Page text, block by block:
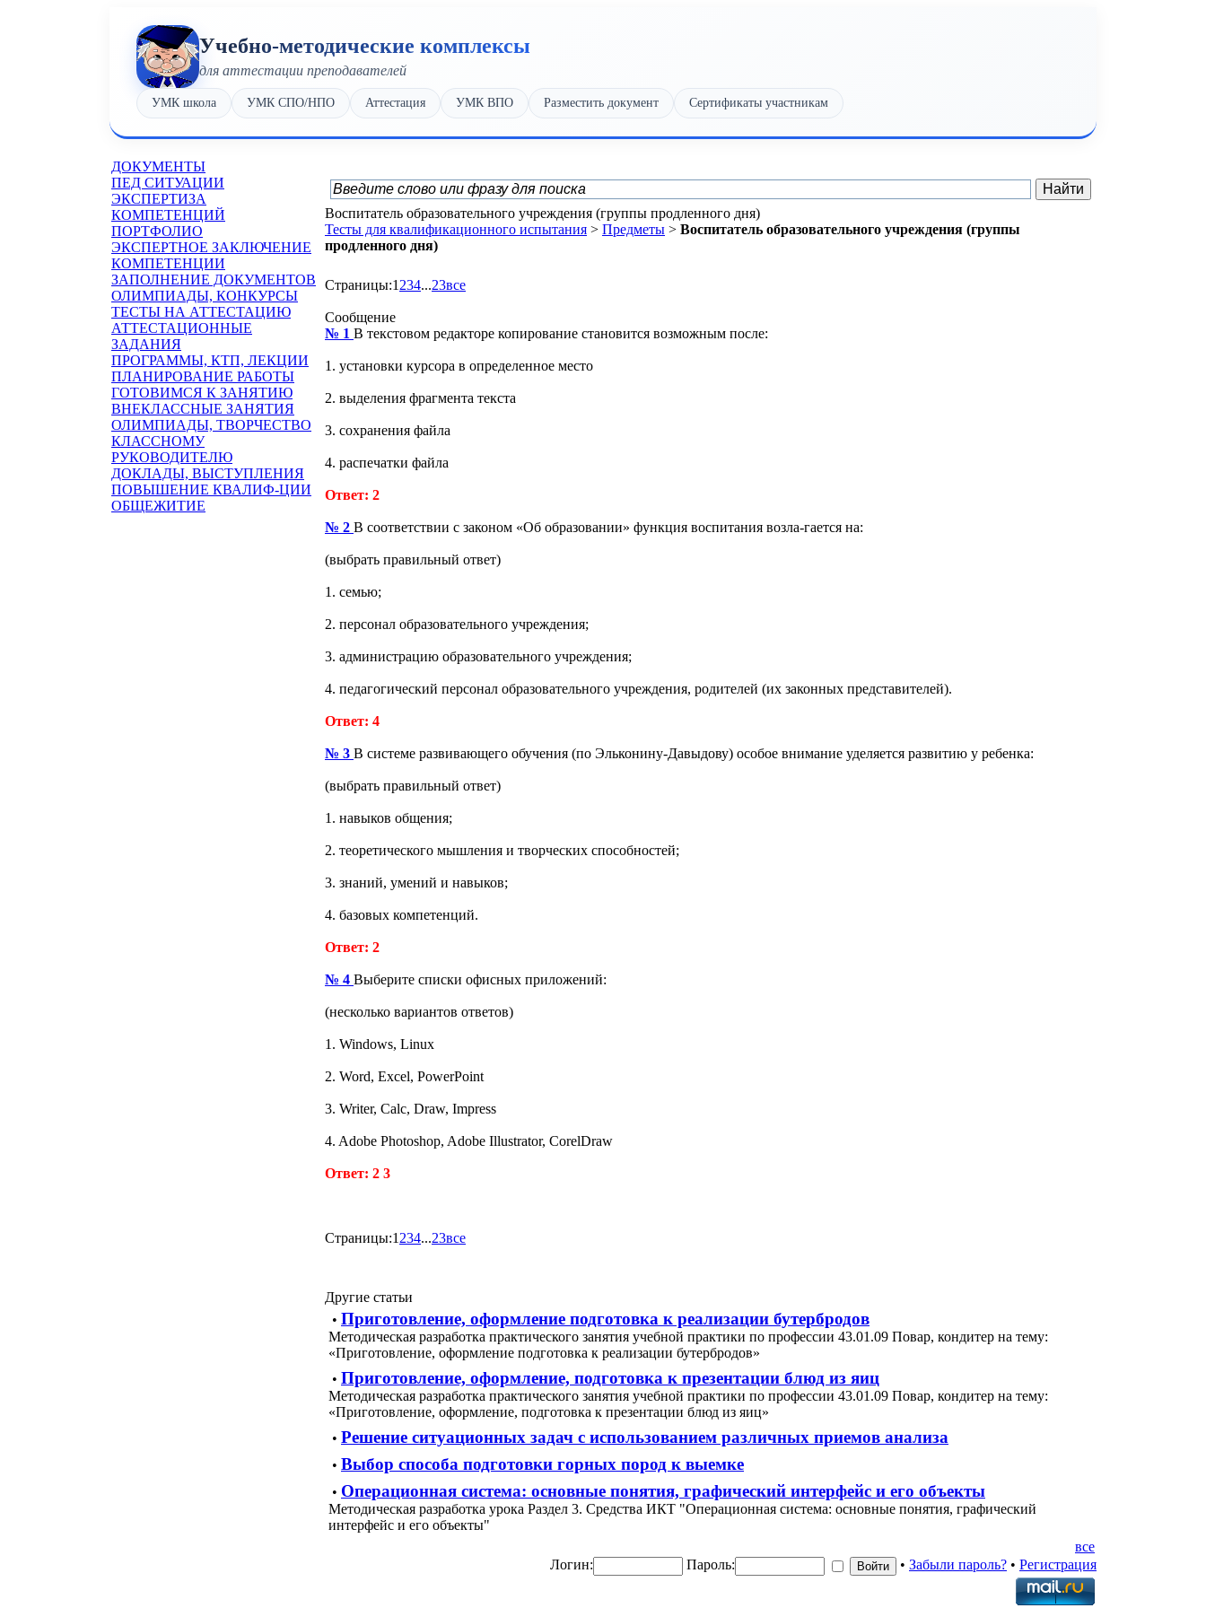
Учебно-методические комплексы
для аттестации преподавателей
УМК школа УМК СПО/НПО Аттестация УМК ВПО Разместить документ Сертификаты участникам
ДОКУМЕНТЫ
ПЕД СИТУАЦИИ
ЭКСПЕРТИЗА
КОМПЕТЕНЦИЙ
ПОРТФОЛИО
ЭКСПЕРТНОЕ ЗАКЛЮЧЕНИЕ
КОМПЕТЕНЦИИ
ЗАПОЛНЕНИЕ ДОКУМЕНТОВ
ОЛИМПИАДЫ, КОНКУРСЫ
ТЕСТЫ НА АТТЕСТАЦИЮ
АТТЕСТАЦИОННЫЕ
ЗАДАНИЯ
ПРОГРАММЫ, КТП, ЛЕКЦИИ
ПЛАНИРОВАНИЕ РАБОТЫ
ГОТОВИМСЯ К ЗАНЯТИЮ
ВНЕКЛАССНЫЕ ЗАНЯТИЯ
ОЛИМПИАДЫ, ТВОРЧЕСТВО
КЛАССНОМУ
РУКОВОДИТЕЛЮ
ДОКЛАДЫ, ВЫСТУПЛЕНИЯ
ПОВЫШЕНИЕ КВАЛИФ-ЦИИ
ОБЩЕЖИТИЕ
Воспитатель образовательного учреждения (группы продленного дня)
Тесты для квалификационного испытания > Предметы > Воспитатель образовательного учреждения (группы
продленного дня)
Страницы:1 234...23все
Сообщение
№ 1 В текстовом редакторе копирование становится возможным после:
1. установки курсора в определенное место
2. выделения фрагмента текста
3. сохранения файла
4. распечатки файла
Ответ: 2
№ 2 В соответствии с законом «Об образовании» функция воспитания возла-гается на:
(выбрать правильный ответ)
1. семью;
2. персонал образовательного учреждения;
3. администрацию образовательного учреждения;
4. педагогический персонал образовательного учреждения, родителей (их законных представителей).
Ответ: 4
№ 3 В системе развивающего обучения (по Эльконину-Давыдову) особое внимание уделяется развитию у ребенка:
(выбрать правильный ответ)
1. навыков общения;
2. теоретического мышления и творческих способностей;
3. знаний, умений и навыков;
4. базовых компетенций.
Ответ: 2
№ 4 Выберите списки офисных приложений:
(несколько вариантов ответов)
1. Windows, Linux
2. Word, Excel, PowerPoint
3. Writer, Calc, Draw, Impress
4. Adobe Photoshop, Adobe Illustrator, CorelDraw
Ответ: 2 3
Страницы:1 234...23все
Другие статьи
• Приготовление, оформление подготовка к реализации бутербродов
Методическая разработка практического занятия учебной практики по профессии 43.01.09 Повар, кондитер на тему:
«Приготовление, оформление подготовка к реализации бутербродов»
• Приготовление, оформление, подготовка к презентации блюд из яиц
Методическая разработка практического занятия учебной практики по профессии 43.01.09 Повар, кондитер на тему:
«Приготовление, оформление, подготовка к презентации блюд из яиц»
• Решение ситуационных задач с использованием различных приемов анализа
• Выбор способа подготовки горных пород к выемке
• Операционная система: основные понятия, графический интерфейс и его объекты
Методическая разработка урока Раздел 3. Средства ИКТ "Операционная система: основные понятия, графический
интерфейс и его объекты"
все
Логин:
Пароль: • Забыли пароль? • Регистрация